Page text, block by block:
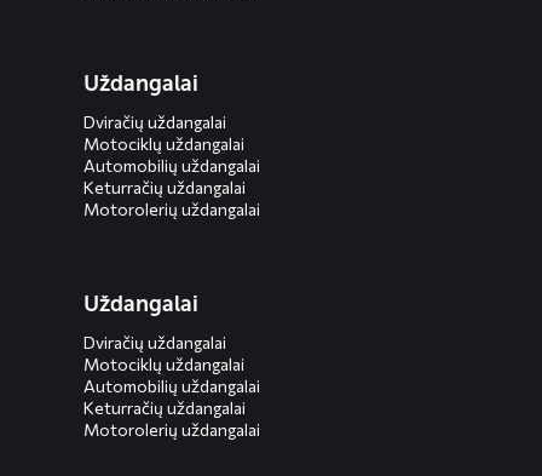
Uždangalai
Dviračių uždangalai
Motociklų uždangalai
Automobilių uždangalai
Keturračių uždangalai
Motorolerių uždangalai
Uždangalai
Dviračių uždangalai
Motociklų uždangalai
Automobilių uždangalai
Keturračių uždangalai
Motorolerių uždangalai